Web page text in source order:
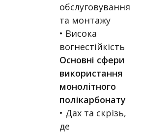
обслуговування
та монтажу
• Висока
вогнестійкість
Основні сфери
використання
монолітного
полікарбонату
• Дах та скрізь,
де